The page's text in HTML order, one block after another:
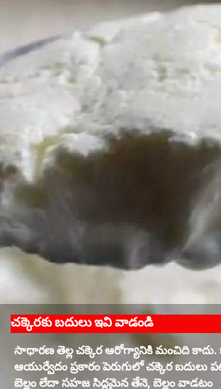
చక్కెరకు బదులు ఇవి వాడండి
సాధారణ తెల్ల చక్కెర ఆరోగ్యానికి మంచిది కాదు.
ఆయుర్వేదం ప్రకారం పెరుగులో చక్కెర బదులు
బెల్లం లేదా సహజ సిద్ధమైన తేనె, బెల్లం వాడటం